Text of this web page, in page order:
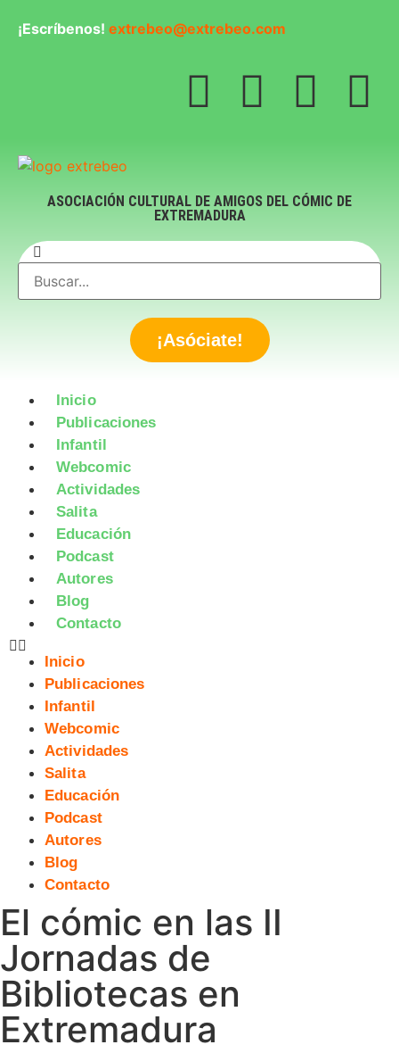
¡Escríbenos! extrebeo@extrebeo.com
ASOCIACIÓN CULTURAL DE AMIGOS DEL CÓMIC DE
EXTREMADURA
¡Asóciate!
Inicio
Publicaciones
Infantil
Webcomic
Actividades
Salita
Educación
Podcast
Autores
Blog
Contacto
Inicio
Publicaciones
Infantil
Webcomic
Actividades
Salita
Educación
Podcast
Autores
Blog
Contacto
El cómic en las II
Jornadas de
Bibliotecas en
Extremadura